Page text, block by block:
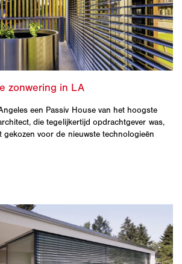
een Passiv House van het hoogste
die tegelijkertijd opdrachtgever was,
gekozen voor de nieuwste technologieën